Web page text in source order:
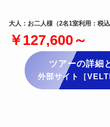
大人：お二人様（2名1室利用：税込
￥127,600～
ツアーの詳細
外部サイト［